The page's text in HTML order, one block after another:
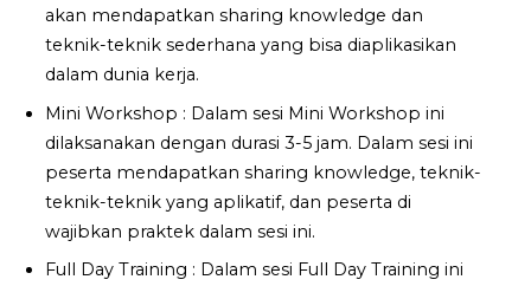
akan mendapatkan sharing knowledge dan
teknik-teknik sederhana yang bisa diaplikasikan
dalam dunia kerja.
Mini Workshop : Dalam sesi Mini Workshop ini
dilaksanakan dengan durasi 3-5 jam. Dalam sesi ini
peserta mendapatkan sharing knowledge, teknik-
teknik-teknik yang aplikatif, dan peserta di
wajibkan praktek dalam sesi ini.
Full Day Training : Dalam sesi Full Day Training ini